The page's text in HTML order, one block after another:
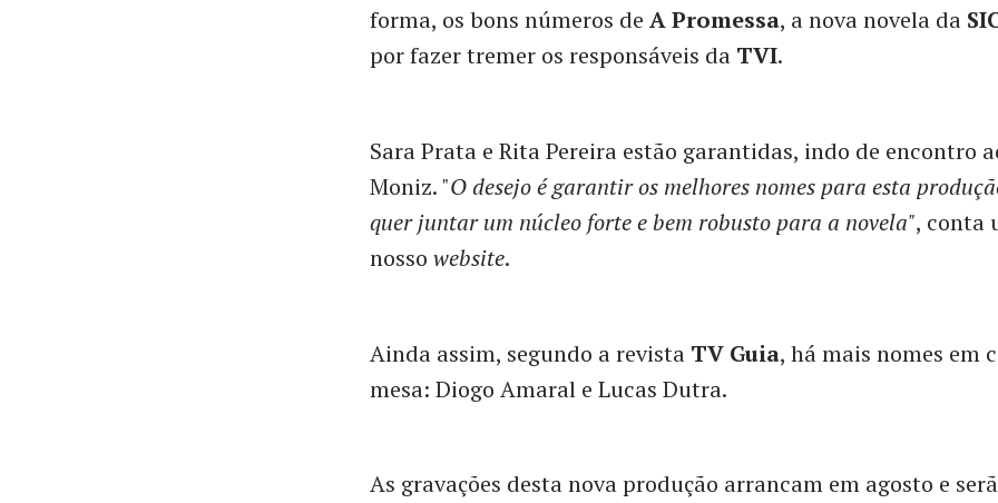
forma, os bons números de A Promessa, a nova novela da
por fazer tremer os responsáveis da TVI.
Sara Prata e Rita Pereira estão garantidas, indo de encontro
Moniz. "O desejo é garantir os melhores nomes para esta
quer juntar um núcleo forte e bem robusto para a novela", conta
nosso website.
Ainda assim, segundo a revista TV Guia, há mais nomes em
mesa: Diogo Amaral e Lucas Dutra.
As gravações desta nova produção arrancam em agosto e